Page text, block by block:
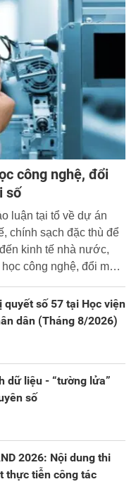
công nghệ, đổi
số
luận tại tổ về dự án
chính sạch đặc thù để
kinh tế nhà nước,
công nghệ, đổi mới
quyết số 57 tại Học viện
dân (Tháng 8/2026)
dữ liệu - “tường lửa”
số
2026: Nội dung thi
thực tiễn công tác